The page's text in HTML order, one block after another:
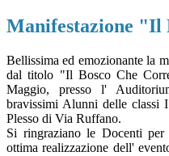
Manifestazione "Il
Bellissima ed emozionante la
dal titolo "Il Bosco Che
Maggio, presso l'
bravissimi Alunni delle
Plesso di Via Ruffano.
Si ringraziano le Docenti
ottima realizzazione dell'